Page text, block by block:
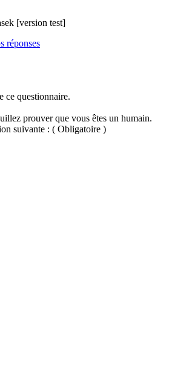
réponses
ce questionnaire.
prouver que vous êtes un humain.
suivante : ( Obligatoire )